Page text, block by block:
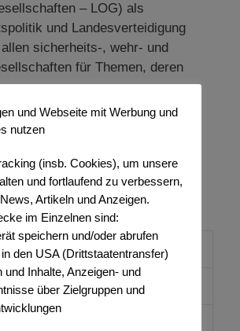
– LOG) als
und Landesverteidigung
sicherheits-, wehr- und
für Themen, deren
und Webseite mit Werbung und
nutzen
(insb. Cookies), um unsere
und fortlaufend zu verbessern,
Artikeln und Anzeigen.
im Einzelnen sind:
speichern und/oder abrufen
den USA (Drittstaatentransfer)
Inhalte, Anzeigen- und
über Zielgruppen und